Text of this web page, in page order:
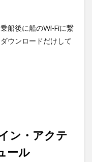
船後に船のWi-Fiに繋
ウンロードだけして
ン・アクテ
ール